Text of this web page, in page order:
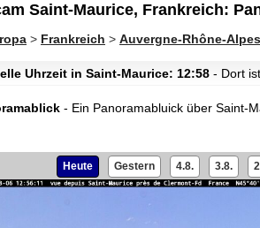
Saint-Maurice, Frankreich:
> Frankreich > Auvergne-Rhône-Alpes
Uhrzeit in Saint-Maurice: 12:58 - Dort
- Ein Panoramabluick über Saint-
Heute Gestern 4.8. 3.8.